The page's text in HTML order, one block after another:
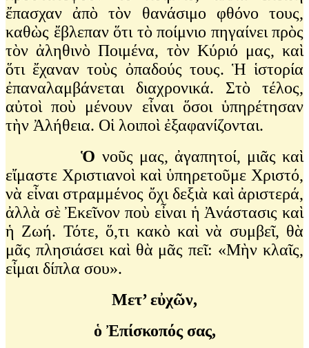
ἔπασχαν ἀπὸ τὸν θανάσιμο φθόνο τους,
καθὼς ἔβλεπαν ὅτι τὸ ποίμνιο πηγαίνει πρὸς
τὸν ἀληθινὸ Ποιμένα, τὸν Κύριό μας, καὶ
ὅτι ἔχαναν τοὺς ὀπαδούς τους. Ἡ ἱστορία
ἐπαναλαμβάνεται διαχρονικά. Στὸ τέλος,
αὐτοὶ ποὺ μένουν εἶναι ὅσοι ὑπηρέτησαν
τὴν Ἀλήθεια. Οἱ λοιποὶ ἐξαφανίζονται.
Ὁ νοῦς μας, ἀγαπητοί, μιᾶς καὶ
εἴμαστε Χριστιανοὶ καὶ ὑπηρετοῦμε Χριστό,
νὰ εἶναι στραμμένος ὄχι δεξιὰ καὶ ἀριστερά,
ἀλλὰ σὲ Ἐκεῖνον ποὺ εἶναι ἡ Ἀνάστασις καὶ
ἡ Ζωή. Τότε, ὅ,τι κακὸ καὶ νὰ συμβεῖ, θὰ
μᾶς πλησιάσει καὶ θὰ μᾶς πεῖ: «Μὴν κλαῖς,
εἶμαι δίπλα σου».
Μετ’ εὐχῶν,
ὁ Ἐπίσκοπός σας,